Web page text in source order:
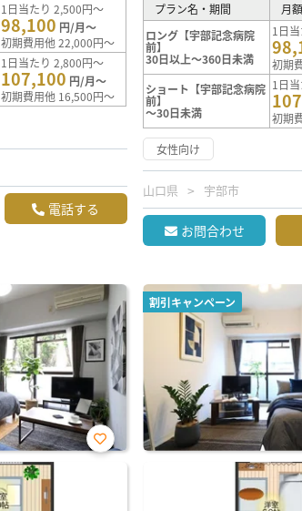
1日当たり 2,500円～
98,100 円/月～
初期費用他 22,000円～
1日当たり 2,800円～
107,100 円/月～
初期費用他 16,500円～
電話する
プラン名・期間
月
ロング【宇部記念病院
前】
30日以上～360日未満
1日
初期
ショート【宇部記念病院
前】
～30日未満
1日
初期
女性向け
山口県 宇部市
お問合わせ
お気
割引キャンペーン